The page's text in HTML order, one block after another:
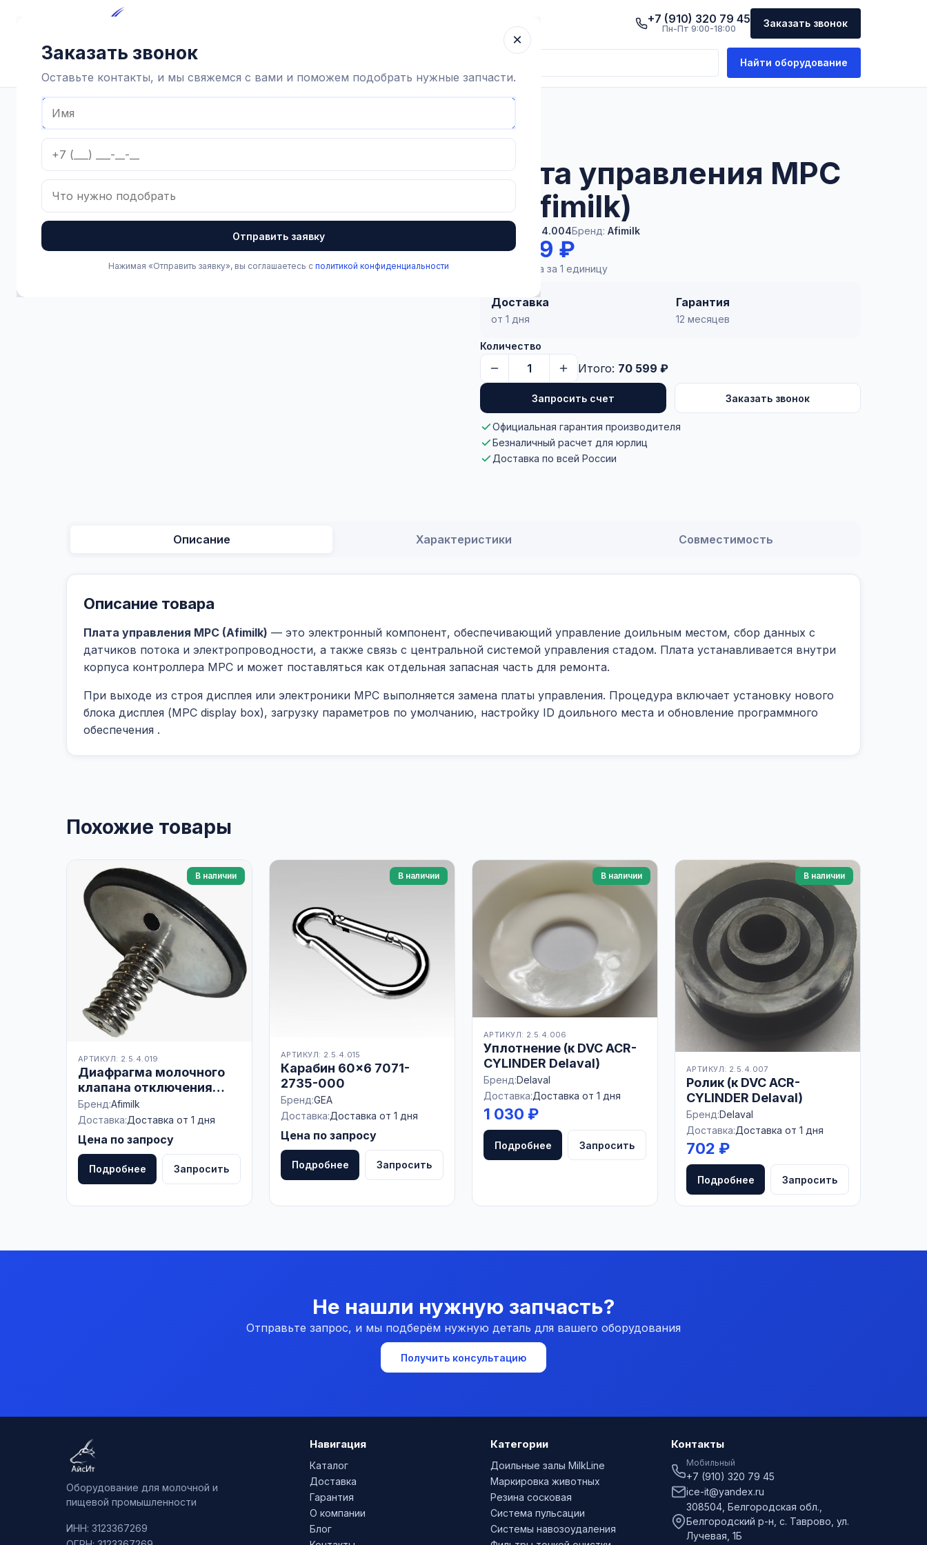
Контакты +7 (910) 320 79 45
Пн-Пт 9:00-18:00 Заказать звонок
Найти оборудование
Плата управления MPC
(к Afimilk)
Артикул: 2.5.4.004Бренд: Afimilk
70 599 ₽
Цена указана за 1 единицу
Доставка
от 1 дня
Гарантия
12 месяцев
Количество
Итого: 70 599 ₽
Запросить счет Заказать звонок
Официальная гарантия производителя
Безналичный расчет для юрлиц
Доставка по всей России
Описание Характеристики Совместимость
Описание товара
Плата управления MPC (Afimilk) — это электронный компонент, обеспечивающий управление доильным местом, сбор данных с
датчиков потока и электропроводности, а также связь с центральной системой управления стадом. Плата устанавливается внутри
корпуса контроллера MPC и может поставляться как отдельная запасная часть для ремонта.
При выходе из строя дисплея или электроники MPC выполняется замена платы управления. Процедура включает установку нового
блока дисплея (MPC display box), загрузку параметров по умолчанию, настройку ID доильного места и обновление программного
обеспечения .
Похожие товары
В наличии
АРТИКУЛ: 2.5.4.019
Диафрагма молочного
клапана отключения
вакуума с
пневмоуправлением НО
(к Afimilk)
Бренд:Afimilk
Доставка:Доставка от 1 дня
Цена по запросу
Подробнее Запросить
В наличии
АРТИКУЛ: 2.5.4.015
Карабин 60×6 7071-
2735-000
Бренд:GEA
Доставка:Доставка от 1 дня
Цена по запросу
Подробнее Запросить
В наличии
АРТИКУЛ: 2.5.4.006
Уплотнение (к DVC ACR-
CYLINDER Delaval)
Бренд:Delaval
Доставка:Доставка от 1 дня
1 030 ₽
Подробнее Запросить
В наличии
АРТИКУЛ: 2.5.4.007
Ролик (к DVC ACR-
CYLINDER Delaval)
Бренд:Delaval
Доставка:Доставка от 1 дня
702 ₽
Подробнее Запросить
Не нашли нужную запчасть?
Отправьте запрос, и мы подберём нужную деталь для вашего оборудования
Получить консультацию
Оборудование для молочной и
пищевой промышленности
ИНН: 3123367269
Навигация
Каталог
Доставка
Гарантия
О компании
Блог
Категории
Доильные залы MilkLine
Маркировка животных
Резина сосковая
Система пульсации
Системы навозоудаления
Контакты
Мобильный
+7 (910) 320 79 45
ice-it@yandex.ru
308504, Белгородская обл.,
Белгородский р-н, с. Таврово, ул.
Лучевая, 1Б
×
Заказать звонок
Оставьте контакты, и мы свяжемся с вами и поможем подобрать нужные запчасти.
Отправить заявку
Нажимая «Отправить заявку», вы соглашаетесь с политикой конфиденциальности